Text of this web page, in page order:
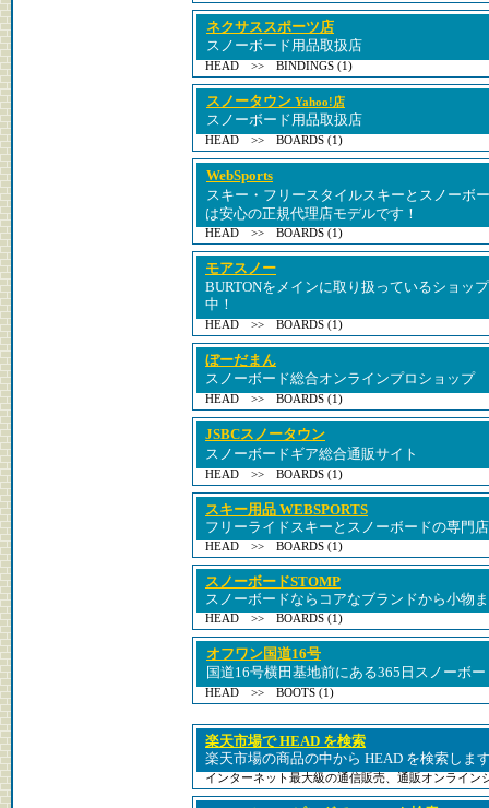
ネクサススポーツ店
スノーボード用品取扱店
HEAD >> BINDINGS (1)
スノータウン Yahoo!店
スノーボード用品取扱店
HEAD >> BOARDS (1)
WebSports
スキー・フリースタイルスキーとスノーボ
は安心の正規代理店モデルです！
HEAD >> BOARDS (1)
モアスノー
BURTONをメインに取り扱っているショッ
中！
HEAD >> BOARDS (1)
ぼーだまん
スノーボード総合オンラインプロショップ
HEAD >> BOARDS (1)
JSBCスノータウン
スノーボードギア総合通販サイト
HEAD >> BOARDS (1)
スキー用品 WEBSPORTS
フリーライドスキーとスノーボードの専門
HEAD >> BOARDS (1)
スノーボードSTOMP
スノーボードならコアなブランドから小物
HEAD >> BOARDS (1)
オフワン国道16号
国道16号横田基地前にある365日スノーボ
HEAD >> BOOTS (1)
楽天市場で HEAD を検索
楽天市場の商品の中から HEAD を検索しま
インターネット最大級の通信販売、通販オンライン